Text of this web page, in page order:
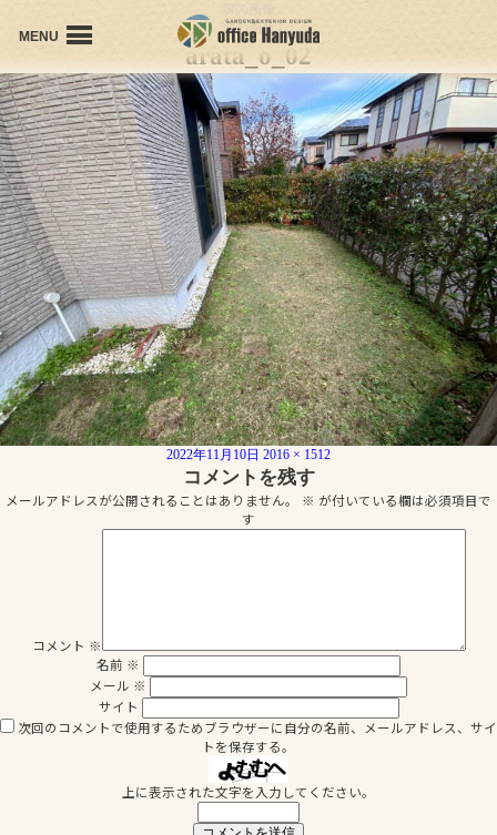
MENU
office Hanyudaの想い
会社概要
プロフィール
個人受賞歴
施工事例
お問い合わせ
次の画像
arata_o_02
投
2022年11月10日 フ
ル
サ
イ
ズ
2016 × 1512
コメントを残す
メールアドレスが公開されることはありません。 ※ が付いている欄は必須項目で
す
コメント ※
名前 ※
メール ※
サイト
次回のコメントで使用するためブラウザーに自分の名前、メールアドレス、サイ
トを保存する。
上に表示された文字を入力してください。